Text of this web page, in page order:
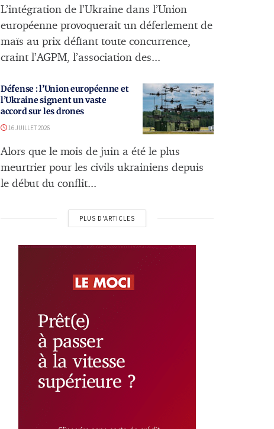
L’intégration de l’Ukraine dans l’Union
européenne provoquerait un déferlement de
maïs au prix défiant toute concurrence,
craint l’AGPM, l’association des...
Défense : l’Union européenne et
l’Ukraine signent un vaste
accord sur les drones
16 JUILLET 2026
Alors que le mois de juin a été le plus
meurtrier pour les civils ukrainiens depuis
le début du conflit...
PLUS D'ARTICLES